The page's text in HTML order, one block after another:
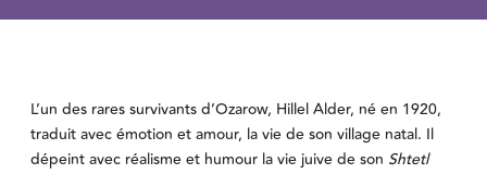
L’un des rares survivants d’Ozarow, Hillel Alder, né en 1920,
traduit avec émotion et amour, la vie de son village natal. Il
dépeint avec réalisme et humour la vie juive de son Shtetl